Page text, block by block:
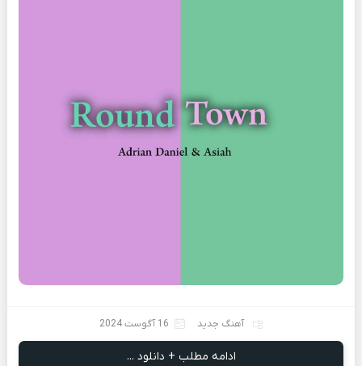
آهنگ جدید 16 آگوست 2024
ادامه مطلب + دانلود ...